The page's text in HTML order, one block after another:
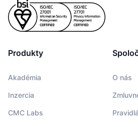
Produkty
Akadémia
Inzercia
CMC Labs
O nás